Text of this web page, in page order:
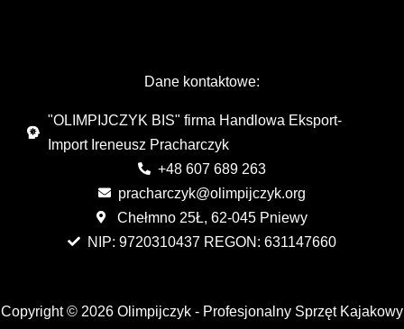
Dane kontaktowe:
"OLIMPIJCZYK BIS" firma Handlowa Eksport-
Import Ireneusz Pracharczyk
+48 607 689 263
pracharczyk@olimpijczyk.org
Chełmno 25Ł, 62-045 Pniewy
NIP: 9720310437 REGON: 631147660
Copyright © 2026 Olimpijczyk - Profesjonalny Sprzęt Kajakowy